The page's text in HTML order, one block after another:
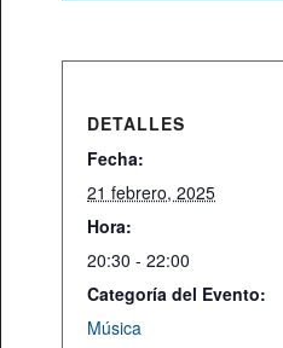
DETALLES
Fecha:
21 febrero, 2025
Hora:
20:30 - 22:00
Categoría del Evento:
Música